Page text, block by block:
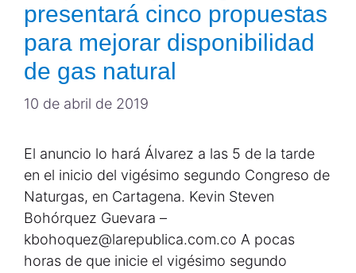
presentará cinco propuestas
para mejorar disponibilidad
de gas natural
10 de abril de 2019
El anuncio lo hará Álvarez a las 5 de la tarde
en el inicio del vigésimo segundo Congreso de
Naturgas, en Cartagena. Kevin Steven
Bohórquez Guevara –
kbohoquez@larepublica.com.co A pocas
horas de que inicie el vigésimo segundo